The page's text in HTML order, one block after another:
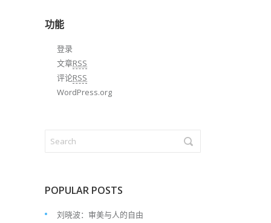
功能
登录
文章RSS
评论RSS
WordPress.org
POPULAR POSTS
刘晓波：审美与人的自由